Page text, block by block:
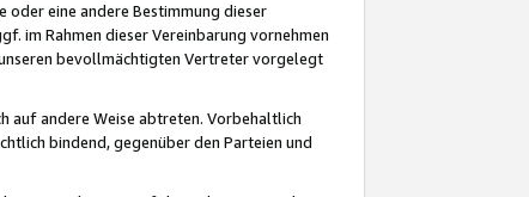
eine andere Bestimmung dieser
im Rahmen dieser Vereinbarung vornehmen
bevollmächtigten Vertreter vorgelegt
auf andere Weise abtreten. Vorbehaltlich
bindend, gegenüber den Parteien und